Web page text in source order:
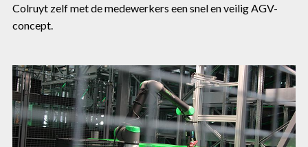
Colruyt zelf met de medewerkers een snel en veilig AGV-
concept.